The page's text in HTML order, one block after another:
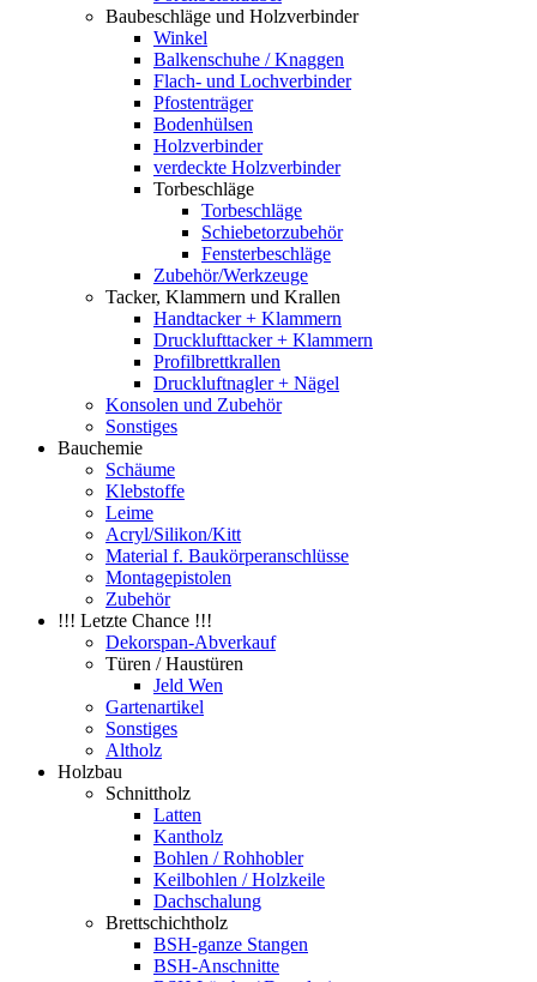
Baubeschläge und Holzverbinder
Winkel
Balkenschuhe / Knaggen
Flach- und Lochverbinder
Pfostenträger
Bodenhülsen
Holzverbinder
verdeckte Holzverbinder
Torbeschläge
Torbeschläge
Schiebetorzubehör
Fensterbeschläge
Zubehör/Werkzeuge
Tacker, Klammern und Krallen
Handtacker + Klammern
Drucklufttacker + Klammern
Profilbrettkrallen
Druckluftnagler + Nägel
Konsolen und Zubehör
Sonstiges
Bauchemie
Schäume
Klebstoffe
Leime
Acryl/Silikon/Kitt
Material f. Baukörperanschlüsse
Montagepistolen
Zubehör
!!! Letzte Chance !!!
Dekorspan-Abverkauf
Türen / Haustüren
Jeld Wen
Gartenartikel
Sonstiges
Altholz
Holzbau
Schnittholz
Latten
Kantholz
Bohlen / Rohhobler
Keilbohlen / Holzkeile
Dachschalung
Brettschichtholz
BSH-ganze Stangen
BSH-Anschnitte